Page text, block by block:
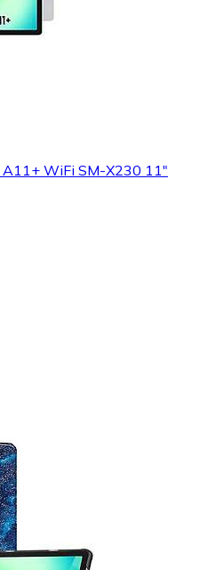
A11+ WiFi SM-X230 11"